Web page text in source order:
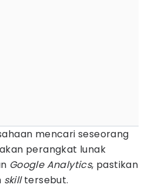
mencari seseorang
perangkat lunak
Google Analytics, pastikan
skilltersebut.